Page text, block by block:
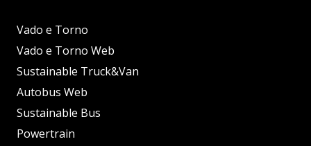
Vado e Torno
Vado e Torno Web
Sustainable Truck&Van
Autobus Web
Sustainable Bus
Powertrain